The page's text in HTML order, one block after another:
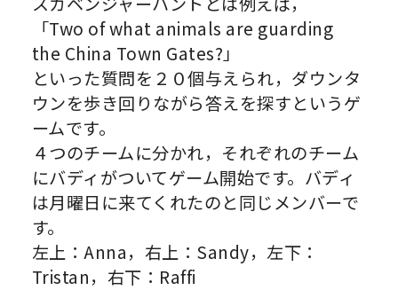
「Two of what animals are guarding
the China Town Gates?」
といった質問を２０個与えられ，ダウンタ
ウンを歩き回りながら答えを探すというゲ
ームです。
４つのチームに分かれ，それぞれのチーム
にバディがついてゲーム開始です。バディ
は月曜日に来てくれたのと同じメンバーで
す。
左上：Anna，右上：Sandy，左下：
Tristan，右下：Raffi